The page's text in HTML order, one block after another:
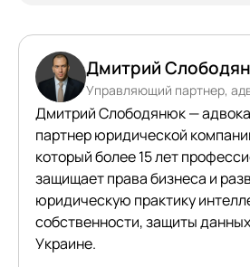
Дмитрий
Управляющий партнер,
Дмитрий Слободянюк —
партнер юридической
который более 15 лет
защищает права бизнеса и
юридическую практику
собственности, защиты
Украине.